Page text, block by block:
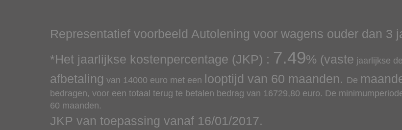
Representatief voorbeeld Autolening voor wagens ouder dan 3
*Het jaarlijkse kostenpercentage (JKP) : 7.49% (vaste jaarlijkse
afbetaling van 14000 euro met een looptijd van 60 maanden. De
bedragen, voor een totaal terug te betalen bedrag van 16729,80 euro. De
60 maanden.
JKP van toepassing vanaf 16/01/2017.